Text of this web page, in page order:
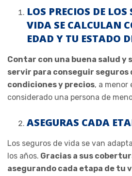
LOS PRECIOS DE LOS
VIDA SE CALCULAN
EDAD Y TU ESTADO
Contar con una buena salud y
servir para conseguir seguros
condiciones y precios, a menor
considerado una persona de
ASEGURAS CADA
Los seguros de vida se van
los años. Gracias a sus
asegurando cada etapa de tu